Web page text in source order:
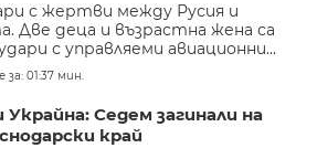
с жертви между Русия и
Две деца и възрастна жена са
с управляеми авиационни...
за: 01:37 мин.
Украйна: Седем загинали на
край